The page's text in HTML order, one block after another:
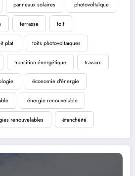
panneaux solaires photovoltaïque
terrasse toit
plat toits photovoltaïques
transition énergétique travaux
économie d'énergie
énergie renouvelable
renouvelables étanchéité